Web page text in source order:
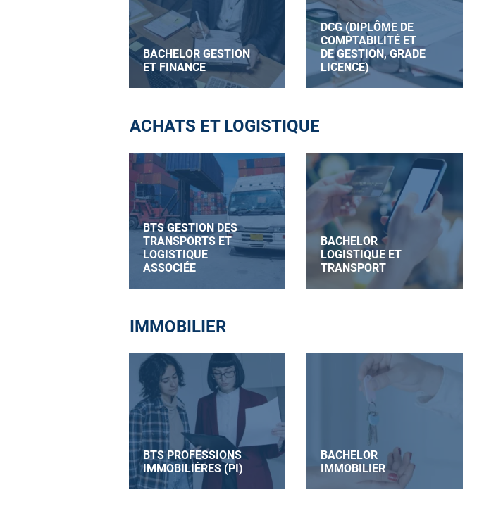
BACHELOR GESTION
ET FINANCE
DCG (DIPLÔME DE
COMPTABILITÉ ET
DE GESTION, GRADE
LICENCE)
ACHATS ET LOGISTIQUE
BTS GESTION DES
TRANSPORTS ET
LOGISTIQUE
ASSOCIÉE
BACHELOR
LOGISTIQUE ET
TRANSPORT
IMMOBILIER
BTS PROFESSIONS
IMMOBILIÈRES (PI)
BACHELOR
IMMOBILIER